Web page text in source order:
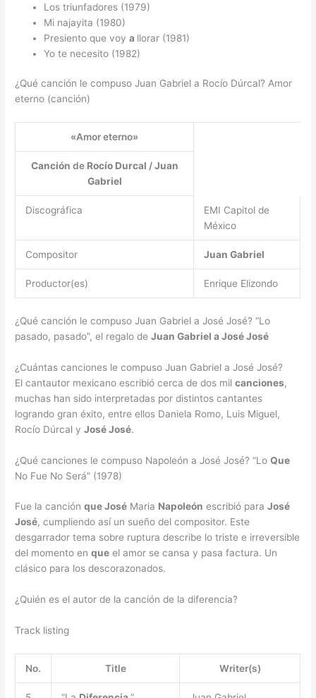
Los triunfadores (1979)
Mi najayita (1980)
Presiento que voya llorar (1981)
Yo te necesito (1982)
¿Qué canción le compuso Juan Gabriel a Rocío Dúrcal? Amor
eterno (canción)
«Amor eterno»
Canción de Rocío Durcal /Juan
Gabriel
Discográfica
EMI Capitol de
México
Compositor Juan Gabriel
Productor(es) Enrique Elizondo
¿Qué canción le compuso Juan Gabriel a José José? “Lo
pasado, pasado”, el regalo deJuan Gabriel a José José
¿Cuántas canciones le compuso Juan Gabriel a José José?
El cantautor mexicano escribió cerca de dos milcanciones,
muchas han sido interpretadas por distintos cantantes
logrando gran éxito, entre ellos Daniela Romo, Luis Miguel,
Rocío Dúrcal yJosé José.
¿Qué canciones le compuso Napoleón a José José? “LoQue
No Fue No Será” (1978)
Fue la canciónque José Maria Napoleón escribió paraJosé
José, cumpliendo así un sueño del compositor. Este
desgarrador tema sobre ruptura describe lo triste e irreversible
del momento enque el amor se cansa y pasa factura. Un
clásico para los descorazonados.
¿Quién es el autor de la canción de la diferencia?
Track listing
No. Title Writer(s)